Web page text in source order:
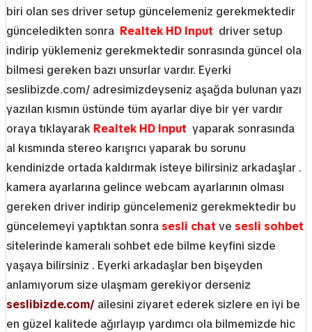
biri olan ses driver setup güncelemeniz gerekmektedir
günceledikten sonra Realtek HD Input driver setup
indirip yüklemeniz gerekmektedir sonrasında güncel ola
bilmesi gereken bazı unsurlar vardır. Eyerki
seslibizde.com/ adresimizdeyseniz aşağda bulunan yazı
yazılan kısmın üstünde tüm ayarlar diye bir yer vardır
oraya tıklayarak Realtek HD Input yaparak sonrasında
al kısmında stereo karışrıcı yaparak bu sorunu
kendinizde ortada kaldırmak isteye bilirsiniz arkadaşlar .
kamera ayarlarına gelince webcam ayarlarının olması
gereken driver indirip güncelemeniz gerekmektedir bu
güncelemeyi yaptıktan sonrasesli chat ve sesli sohbet
sitelerinde kameralı sohbet ede bilme keyfini sizde
yaşaya bilirsiniz . Eyerki arkadaşlar ben bişeyden
anlamıyorum size ulaşmam gerekiyor derseniz
seslibizde.com/ ailesini ziyaret ederek sizlere en iyi be
en güzel kalitede ağırlayıp yardımcı ola bilmemizde hic